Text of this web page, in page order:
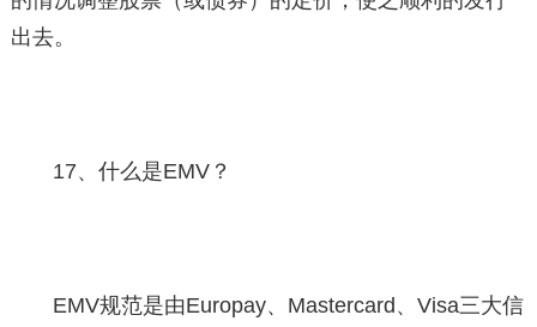
出去。
17、什么是EMV？
EMV规范是由Europay、Mastercard、Visa三大信